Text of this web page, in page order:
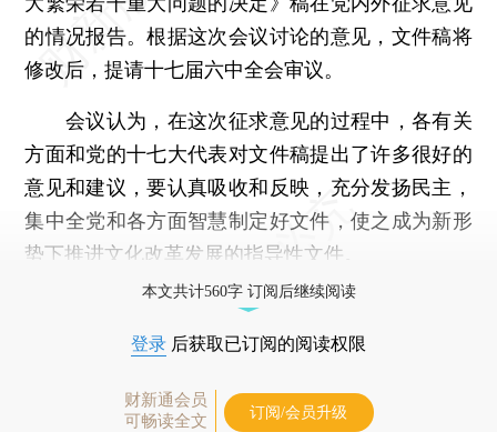
的情况报告。根据这次会议讨论的意见，文件稿将
修改后，提请十七届六中全会审议。
会议认为，在这次征求意见的过程中，各有关
方面和党的十七大代表对文件稿提出了许多很好的
意见和建议，要认真吸收和反映，充分发扬民主，
集中全党和各方面智慧制定好文件，使之成为新形
势下推进文化改革发展的指导性文件。
本文共计560字 订阅后继续阅读
登录 后获取已订阅的阅读权限
财新通会员
可畅读全文
订阅/会员升级